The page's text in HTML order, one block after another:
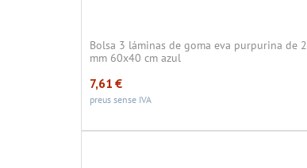
Bolsa 3 láminas de goma eva purpurina de 2
mm 60x40 cm azul
7,61 €
preus sense IVA